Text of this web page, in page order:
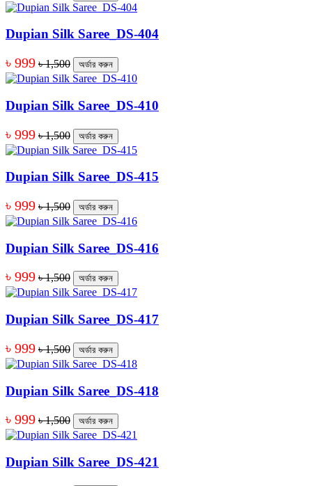
Dupian Silk Saree_DS-404
৳ 999 ৳ 1,500 অর্ডার করুন
Dupian Silk Saree_DS-410
৳ 999 ৳ 1,500 অর্ডার করুন
Dupian Silk Saree_DS-415
৳ 999 ৳ 1,500 অর্ডার করুন
Dupian Silk Saree_DS-416
৳ 999 ৳ 1,500 অর্ডার করুন
Dupian Silk Saree_DS-417
৳ 999 ৳ 1,500 অর্ডার করুন
Dupian Silk Saree_DS-418
৳ 999 ৳ 1,500 অর্ডার করুন
Dupian Silk Saree_DS-421